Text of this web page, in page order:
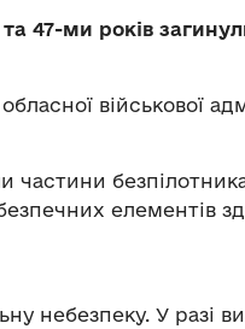
47-ми років
військової
частини
елементів
небезпеку. У разі